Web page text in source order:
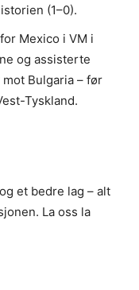
(1–0).
Mexico i VM i
og assisterte
Bulgaria – før
Tyskland.
et bedre lag – alt
La oss la